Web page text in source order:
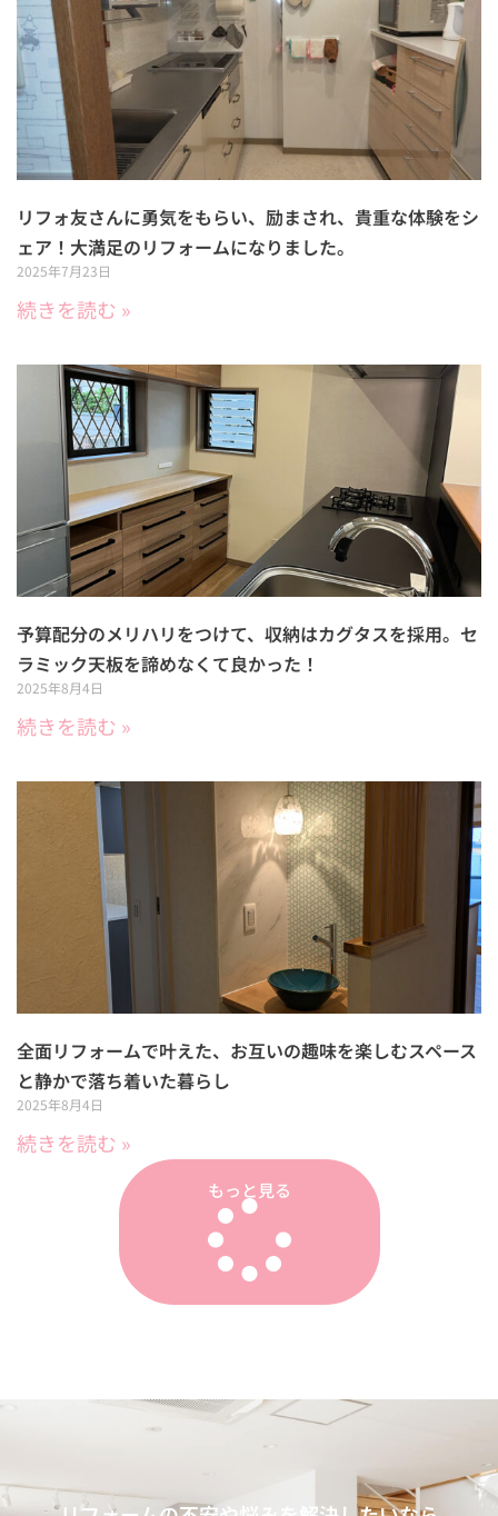
リフォ友さんに勇気をもらい、励まされ、貴重な体験をシ
ェア！大満足のリフォームになりました。
2025年7月23日
続きを読む »
予算配分のメリハリをつけて、収納はカグタスを採用。セ
ラミック天板を諦めなくて良かった！
2025年8月4日
続きを読む »
全面リフォームで叶えた、お互いの趣味を楽しむスペース
と静かで落ち着いた暮らし
2025年8月4日
続きを読む »
もっと見る